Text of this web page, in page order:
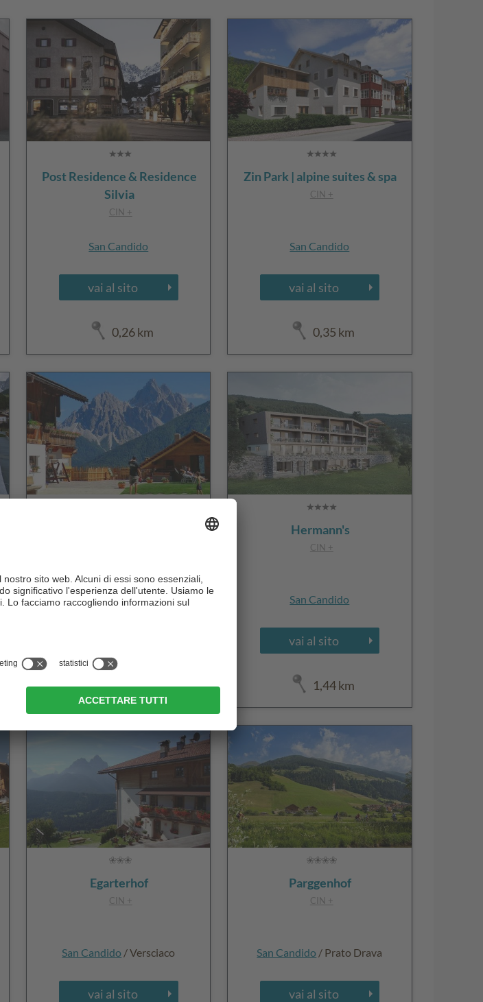
Post Residence & Residence
Silvia
CIN +
San Candido
vai al sito
0,26 km
Zin Park | alpine suites & spa
CIN +
San Candido
vai al sito
0,35 km
San Candido
1,04 km
Hermann's
CIN +
San Candido
vai al sito
1,44 km
Egarterhof
CIN +
San Candido / Versciaco
vai al sito
Parggenhof
CIN +
San Candido / Prato Drava
vai al sito